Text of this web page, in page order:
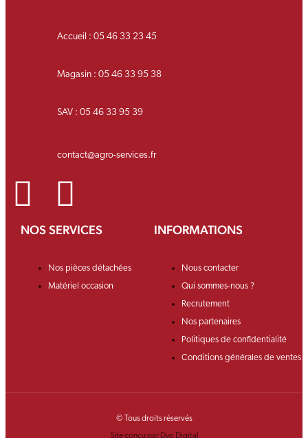
Accueil : 05 46 33 23 45
Magasin : 05 46 33 95 38
SAV : 05 46 33 95 39
contact@agro-services.fr
NOS SERVICES
Nos pièces détachées
Matériel occasion
INFORMATIONS
Nous contacter
Qui sommes-nous ?
Recrutement
Nos partenaires
Politiques de confidentialité
Conditions générales de ventes
© Tous droits réservés
Site conçu par Dyo Digital